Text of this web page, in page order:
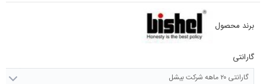
برند محصول
گارانتی
گارانتی ۲۰ ماهه شرکت بیشل